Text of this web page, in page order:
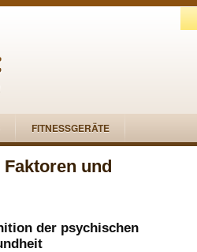
FITNESSGERÄTE
und
der psychischen